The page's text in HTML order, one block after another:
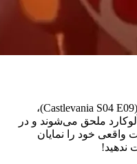
در قسمت 9 فصل 4 سریال کاسلوانیا (Castlevania S04 E09)،
ملحق می‌شوند و در
واقعی خود را نمایان
ندهید!